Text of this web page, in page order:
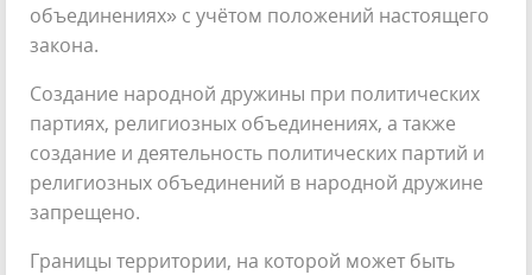
объединениях» с учётом положений настоящего
закона.
Создание народной дружины при политических
партиях, религиозных объединениях, а также
создание и деятельность политических партий и
религиозных объединений в народной дружине
запрещено.
Границы территории, на которой может быть